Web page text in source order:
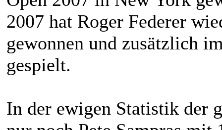
2007 hat Roger Federer
gewonnen und zusätzlich
gespielt.
In der ewigen Statistik der